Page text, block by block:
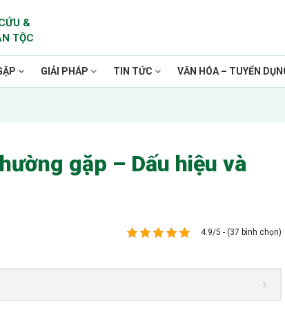
&
TỘC
GIẢI PHÁP TIN TỨC VĂN HÓA – TUYỂN
gặp – Dấu hiệu và
4.9/5 - (37 bình chọn)